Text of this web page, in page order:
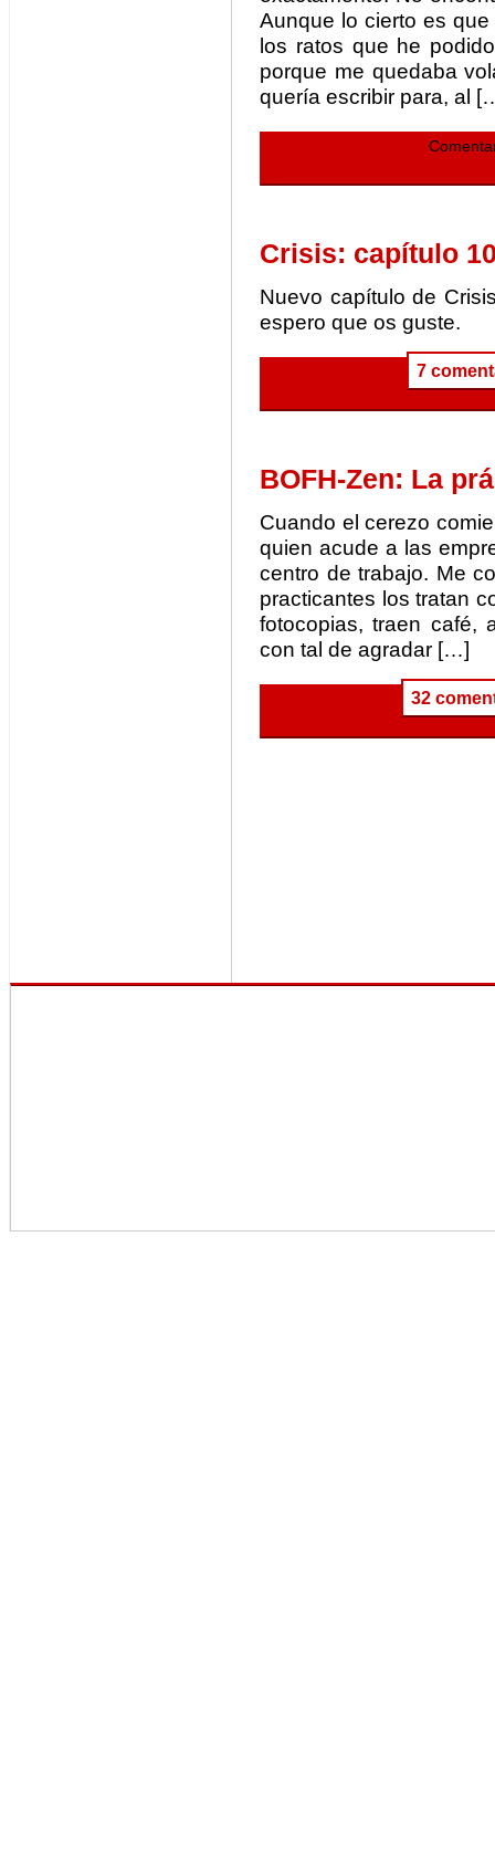
Aunque lo cierto es
los ratos que he
porque me quedaba
quería escribir para, al
Crisis: capítulo
Nuevo capítulo de
espero que os guste.
7
BOFH-Zen: La
Cuando el cerezo
quien acude a las
centro de trabajo. Me
practicantes los tratan
fotocopias, traen café,
con tal de agradar […]
32